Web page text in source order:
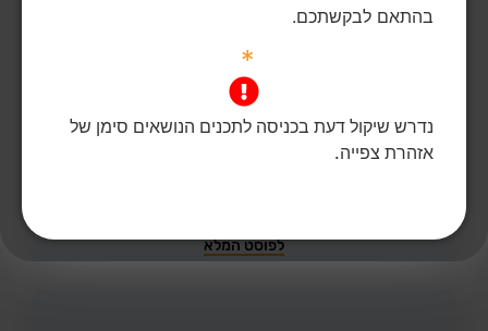
266צפיות
עדן ירושלמי ז"ל24, תל אביב,
נחטפה מאזור המסיבה ברעים ונרצחה בשבי החמאס במנהרה
לפוסט המלא
בהתאם לבקשתכם.
*
נדרש שיקול דעת בכניסה לתכנים הנושאים סימן של
אזהרת צפייה.